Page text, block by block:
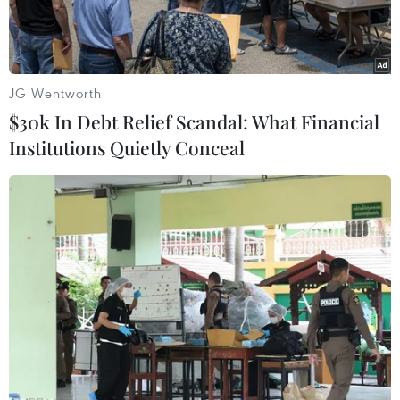
Nhân viên y tế lấy mẫu xét nghiệm SARS-CoV-2 cho các lái xe.
(Ảnh: Mạnh Tú/TTXVN)
Từ ngày 24/2, tỉnh Hải Dương sẽ lấy mẫu xét
nghiệm SARS-CoV-2 trên diện rộng bằng kỹ
JG Wentworth
$30k In Debt Relief Scandal: What Financial
Institutions Quietly Conceal